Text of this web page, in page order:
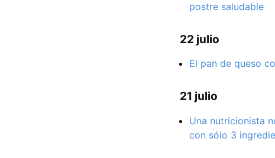
postre saludable
22 julio
El pan de queso
21 julio
Una nutricionista
con sólo 3